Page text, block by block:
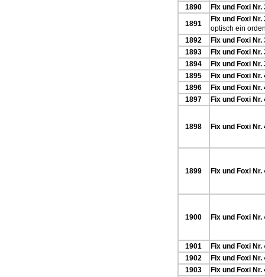
1890
Fix und Foxi Nr.
1891
Fix und Foxi Nr.
optisch ein
1892
Fix und Foxi Nr.
1893
Fix und Foxi Nr.
1894
Fix und Foxi Nr.
1895
Fix und Foxi Nr.
1896
Fix und Foxi Nr.
1897
Fix und Foxi Nr.
1898 Fix und Foxi Nr.
1899 Fix und Foxi Nr.
1900 Fix und Foxi Nr.
1901
Fix und Foxi Nr.
1902
Fix und Foxi Nr.
1903
Fix und Foxi Nr.